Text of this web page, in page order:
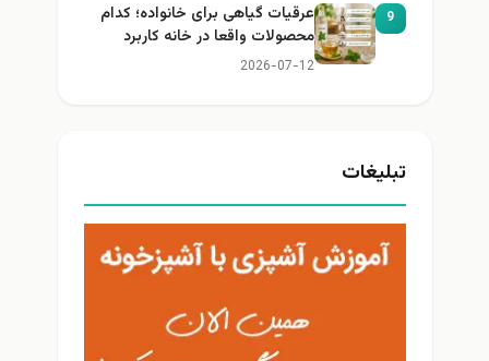
9
عرقیات گیاهی برای خانواده؛ کدام
محصولات واقعا در خانه کاربرد
دارند؟
2026-07-12
تبلیغات